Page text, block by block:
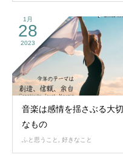
1月
28
2023
音楽は感情を揺さぶる大切
なもの
ふと思うこと 好きなこと